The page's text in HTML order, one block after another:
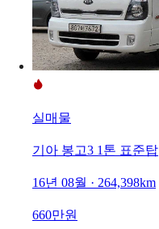
실매물
기아 봉고3 1톤 표준탑
16년 08월 · 264,398km
660만원